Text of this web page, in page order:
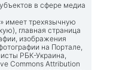
в сфере медиа
имеет трехязычную
главная страница
изображения
на Портале,
РБК-Украина,
Commons Attribution